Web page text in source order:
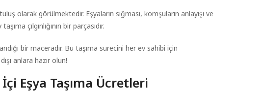
olarak görülmektedir. Eşyaların sığması, komşuların anlayışı ve
çılgınlığının bir parçasıdır.
bir maceradır. Bu taşıma sürecini her ev sahibi için
anlara hazır olun!
Eşya Taşıma Ücretleri